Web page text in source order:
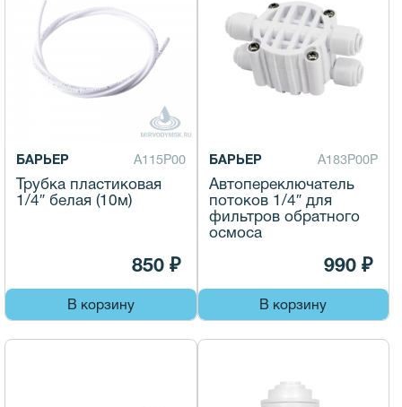
БАРЬЕР А115Р00
Трубка пластиковая
1/4″ белая (10м)
850 ₽
В корзину
БАРЬЕР А183Р00Р
Автопереключатель
потоков 1/4″ для
фильтров обратного
осмоса
990 ₽
В корзину